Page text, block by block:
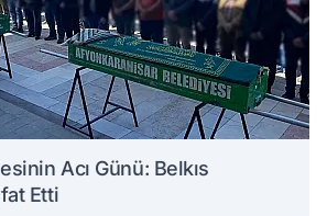
Acı Günü: Belkıs
Etti